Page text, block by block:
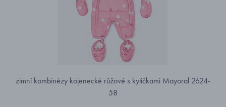
zimní kombinézy kojenecké růžové s kytičkami Mayoral 2624-
58